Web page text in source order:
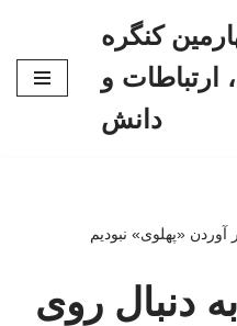
کنگره
ارتباطات و
دانش
«پهلوی» نبودیم
دنبال روی